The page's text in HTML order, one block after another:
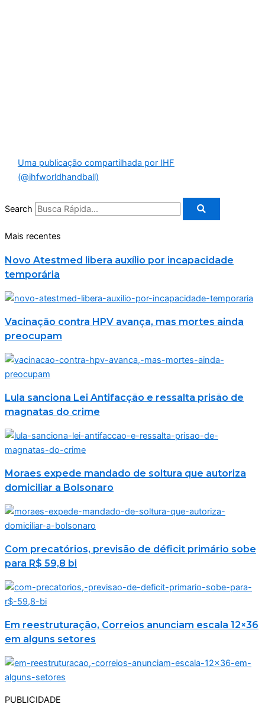
Uma publicação compartilhada por IHF
(@ihfworldhandball)
Search
Mais recentes
Novo Atestmed libera auxílio por incapacidade
temporária
Vacinação contra HPV avança, mas mortes ainda
preocupam
Lula sanciona Lei Antifacção e ressalta prisão de
magnatas do crime
Moraes expede mandado de soltura que autoriza
domiciliar a Bolsonaro
Com precatórios, previsão de déficit primário sobe
para R$ 59,8 bi
Em reestruturação, Correios anunciam escala 12×36
em alguns setores
PUBLICIDADE